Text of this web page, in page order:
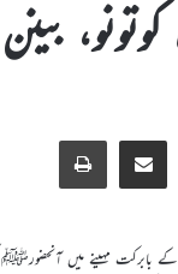
بینن
Share via Email
Print
بابرکت مہینے میں آنحضورﷺ